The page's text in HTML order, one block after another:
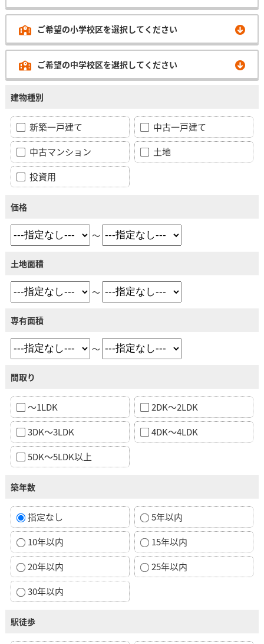
ご希望の小学校区を選択してください
ご希望の中学校区を選択してください
建物種別
新築一戸建て
中古一戸建て
中古マンション
土地
投資用
価格
～
土地面積
～
専有面積
～
間取り
～1LDK
2DK～2LDK
3DK～3LDK
4DK～4LDK
5DK～5LDK以上
築年数
指定なし
5年以内
10年以内
15年以内
20年以内
25年以内
30年以内
駅徒歩